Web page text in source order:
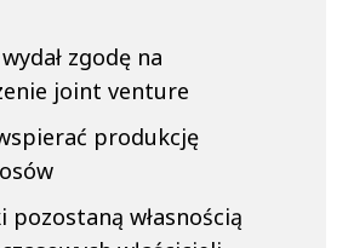
zgodę na
joint venture
produkcję
pozostaną własnością